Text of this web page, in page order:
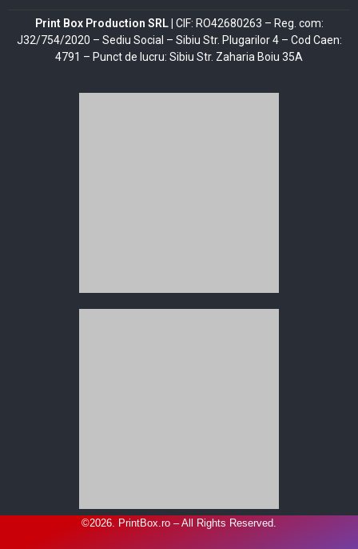
Print Box Production SRL | CIF: RO42680263 – Reg. com:
J32/754/2020 – Sediu Social – Sibiu Str. Plugarilor 4 – Cod Caen:
4791 – Punct de lucru: Sibiu Str. Zaharia Boiu 35A
©2026. PrintBox.ro – All Rights Reserved.